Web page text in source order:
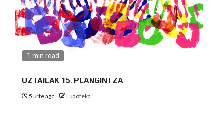
1 min read
UZTAILAK 15. PLANGINTZA
5 urte ago Ludoteka